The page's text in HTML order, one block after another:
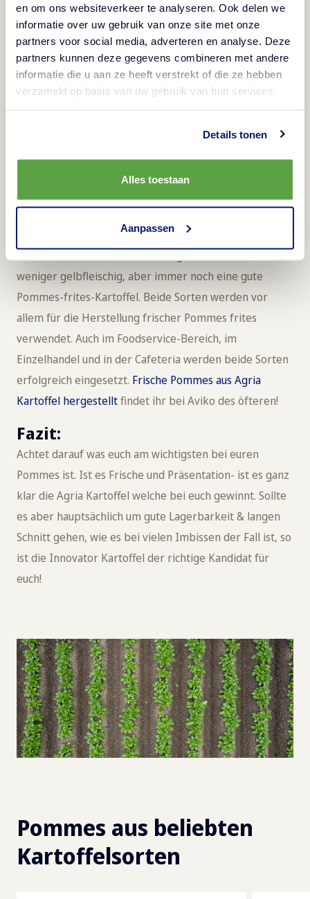
en om ons websiteverkeer te analyseren. Ook delen we
informatie over uw gebruik van onze site met onze
partners voor social media, adverteren en analyse. Deze
partners kunnen deze gegevens combineren met andere
informatie die u aan ze heeft verstrekt of die ze hebben
verzameld op basis van uw gebruik van hun services.
Details tonen
Alles toestaan
Aanpassen
zugleich.
3. Agria Kartoffelsorte
Die Agria ist eine speziell für die Pommes-frites-
Herstellung entwickelte Sorte, die sich sehr erfolgreich
Form eignet sie sich perfekt für den Schnitt attraktiver
langer Pommes frites. Die Agria besitzt ein
ausgesprochen gelbes Fruchtfleisch, was in Westeuropa
sehr geschätzt wird. Nach dem Frittieren haben Agria-
Pommes-frites eine wunderbar goldene Farbe.
weniger gelbfleischig, aber immer noch eine gute
Pommes-frites-Kartoffel. Beide Sorten werden vor
allem für die Herstellung frischer Pommes frites
verwendet. Auch im Foodservice-Bereich, im
Einzelhandel und in der Cafeteria werden beide Sorten
erfolgreich eingesetzt. Frische Pommes aus Agria
Kartoffel hergestelltfindet ihr bei Aviko des öfteren!
Fazit:
Achtet darauf was euch am wichtigsten bei euren
Pommes ist. Ist es Frische und Präsentation- ist es ganz
klar die Agria Kartoffel welche bei euch gewinnt. Sollte
es aber hauptsächlich um gute Lagerbarkeit & langen
Schnitt gehen, wie es bei vielen Imbissen der Fall ist, so
ist die Innovator Kartoffel der richtige Kandidat für
euch!
Pommes aus beliebten
Kartoffelsorten